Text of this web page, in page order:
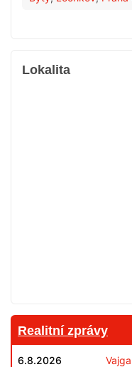
Lokalita
Realitní zprávy
6.8.2026